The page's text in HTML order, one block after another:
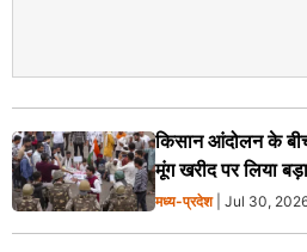
किसान आंदोलन के
मूंग खरीद पर लिया
मध्य-प्रदेश| Jul 30,